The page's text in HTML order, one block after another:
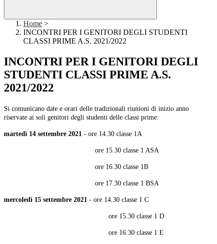
Home >
INCONTRI PER I GENITORI DEGLI STUDENTI
CLASSI PRIME A.S. 2021/2022
INCONTRI PER I GENITORI DEGLI
STUDENTI CLASSI PRIME A.S.
2021/2022
Si comunicano date e orari delle tradizionali riunioni di inizio anno
riservate ai soli genitori degli studenti delle classi prime:
martedì 14 settembre 2021 - ore 14.30 classe 1A
ore 15.30 classe 1 ASA
ore 16.30 classe 1B
ore 17.30 classe 1 BSA
mercoledì 15 settembre 2021 - ore 14.30 classe 1 C
ore 15.30 classe 1 D
ore 16.30 classe 1 E